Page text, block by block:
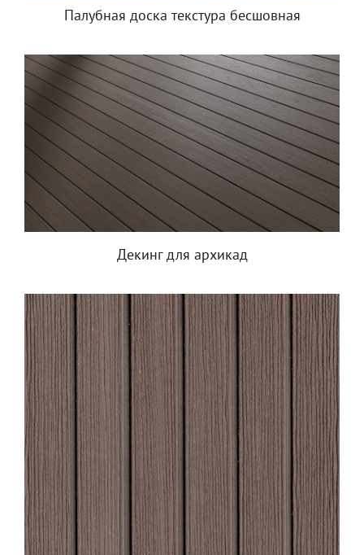
Палубная доска текстура бесшовная
Декинг для архикад